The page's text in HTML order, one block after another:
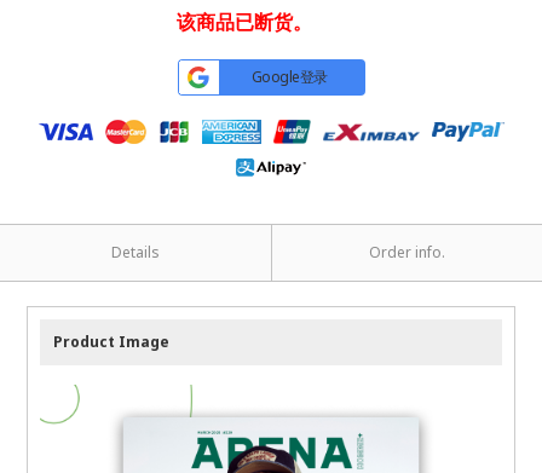
该商品已断货。
Google登录
Details Order info.
Product Image